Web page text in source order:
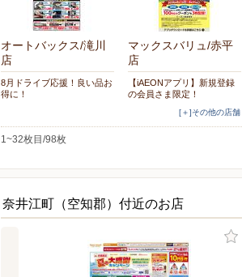
オートバックス/滝川
店
8月ドライブ応援！良い品お
得に！
マックスバリュ/赤平
店
【iAEONアプリ】新規登録
の会員さま限定！
[＋]その他の店舗
1~32枚目/98枚
奈井江町（空知郡）付近のお店